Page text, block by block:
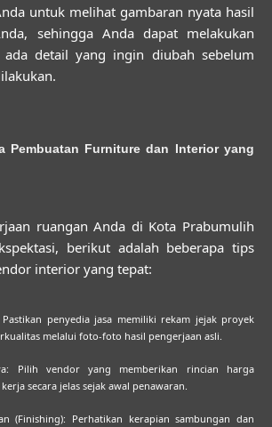
untuk melihat gambaran nyata hasil
sehingga Anda dapat melakukan
ada detail yang ingin diubah sebelum
Pembuatan Furniture dan Interior yang
ruangan Anda di Kota Prabumulih
berikut adalah beberapa tips
interior yang tepat:
Pastikan penyedia jasa memiliki rekam jejak proyek
melalui foto-foto hasil pengerjaan asli.
Pilih vendor yang memberikan rincian harga
secara jelas sejak awal penawaran.
(Finishing): Perhatikan kerapian sambungan dan